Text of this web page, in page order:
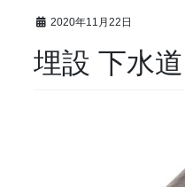
2020年11月22日
埋設 下水道